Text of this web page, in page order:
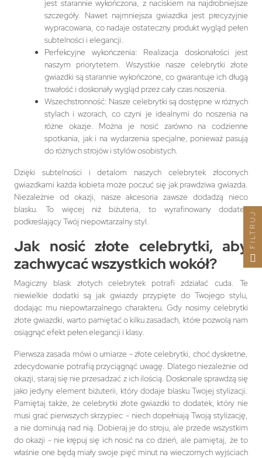
jest starannie wykończona, z naciskiem na najdrobniejsze
szczegóły. Nawet najmniejsza gwiazdka jest precyzyjnie
wypracowana, co nadaje ostateczny produkt wygląd pełen
subtelności i elegancji.
Perfekcyjne wykończenia: Realizacja doskonałości jest
naszym priorytetem. Wszystkie nasze celebrytki złote
gwiazdki są starannie wykończone, co gwarantuje ich długą
trwałość i doskonały wygląd przez cały czas noszenia.
Wszechstronność: Nasze celebrytki są dostępne w różnych
stylach i wzorach, co czyni je idealnymi do noszenia na
różne okazje. Można je nosić zarówno na codzienne
spotkania, jak i na wydarzenia specjalne, ponieważ pasują
do różnych strojów i stylów osobistych.
Dzięki subtelności i detalom naszych celebrytek złoconych
gwiazdkami każda kobieta może poczuć się jak prawdziwa gwiazda.
Niezależnie od okazji, nasze akcesoria zawsze dodadzą nieco
blasku. To więcej niż biżuteria, to wyrafinowany dodatek
podkreślający Twój niepowtarzalny styl.
Jak nosić złote celebrytki, aby
zachwycać wszystkich wokół?
Magiczny blask złotych celebrytek potrafi zdziałać cuda. Te
niewielkie dodatki są jak gwiazdy przypięte do Twojego stylu,
dodając mu niepowtarzalnego charakteru. Gdy nosimy celebrytki
złote gwiazdki, warto pamiętać o kilku zasadach, które pozwolą nam
osiągnąć efekt pełen elegancji i klasy.
Pierwsza zasada mówi o umiarze - złote celebrytki, choć dyskretne,
zdecydowanie potrafią przyciągnąć uwagę. Dlatego niezależnie od
okazji, staraj się nie przesadzać z ich ilością. Doskonale sprawdzą się
jako jedyny element biżuterii, który dodaje blasku Twojej stylizacji.
Pamiętaj także, że celebrytki złote gwiazdki to dodatek, który nie
musi grać pierwszych skrzypiec - niech dopełniają Twoją stylizację,
a nie dominują nad nią. Dobieraj je do stroju, ale przede wszystkim
do okazji - nie krępuj się ich nosić na co dzień, ale pamiętaj, że to
właśnie one będą miały swoje pięć minut na wieczornych wyjściach
FILTRUJ